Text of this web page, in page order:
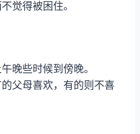
觉得被困住。
晚些时候到傍晚。
父母喜欢，有的则不喜